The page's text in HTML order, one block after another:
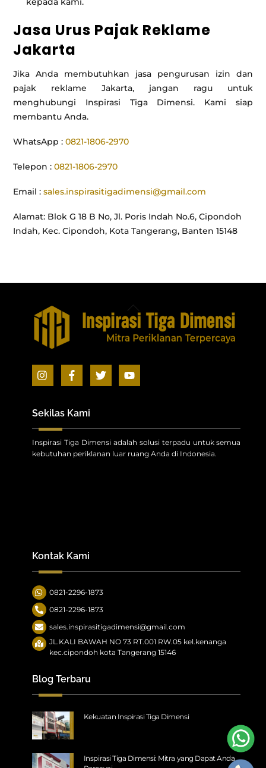
Jasa Urus Pajak Reklame
Jakarta
Jika Anda membutuhkan jasa pengurusan izin dan
pajak reklame Jakarta, jangan ragu untuk
menghubungi Inspirasi Tiga Dimensi. Kami siap
membantu Anda.
WhatsApp :0821-1806-2970
Telepon :0821-1806-2970
Email :sales.inspirasitigadimensi@gmail.com
Alamat: Blok G 18 B No, Jl. Poris Indah No.6, Cipondoh
Indah, Kec. Cipondoh, Kota Tangerang, Banten 15148
To
Top
Icon
Icon
Icon
Icon
Sekilas Kami
Inspirasi Tiga Dimensi adalah solusi terpadu untuk semua
kebutuhan periklanan luar ruang Anda di Indonesia.
Kontak Kami
0821-2296-1873
0821-2296-1873
sales.inspirasitigadimensi@gmail.com
JL.KALI BAWAH NO 73 RT.001 RW.05 kel.kenanga
kec.cipondoh kota Tangerang 15146
Blog Terbaru
Kekuatan Inspirasi Tiga Dimensi
Inspirasi Tiga Dimensi: Mitra yang Dapat Anda